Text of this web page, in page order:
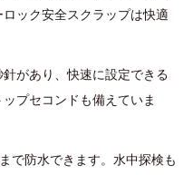
ック安全スクラップは快適
があり、快速に設定できる
プセコンドも備えていま
で防水できます。水中探検も